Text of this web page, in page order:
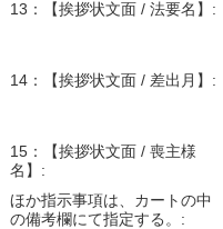
13：【挨拶状文面 / 法要名】:
14：【挨拶状文面 / 差出月】:
15：【挨拶状文面 / 喪主様
名】:
ほか指示事項は、カートの中
の備考欄にて指定する。: